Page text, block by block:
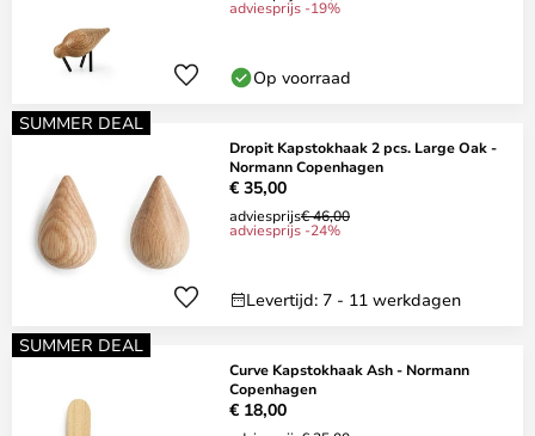
adviesprijs -19%
Op voorraad
SUMMER DEAL
Dropit Kapstokhaak 2 pcs. Large Oak -
Normann Copenhagen
€ 35,00
adviesprijs€ 46,00
adviesprijs -24%
Levertijd: 7 - 11 werkdagen
SUMMER DEAL
Curve Kapstokhaak Ash - Normann
Copenhagen
€ 18,00